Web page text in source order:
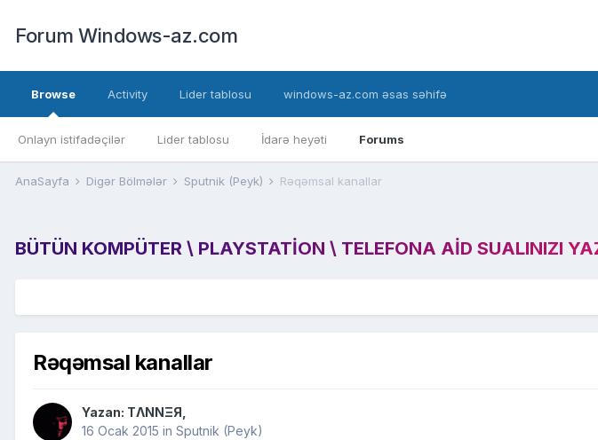
Forum Windows-az.com
Browse
Onlayn istifadəçilər Lider tablosu İdarə heyəti Forums
Activity Lider tablosu windows-az.com əsas səhifə
AnaSayfa Digər Bölmələr Sputnik (Peyk) Rəqəmsal kanallar
BÜTÜN KOMPÜTER \ PLAYSTATION \ TELEFONA AID SUALINIZI
Rəqəmsal kanallar
Yazan: TΛNNΞЯ
16 Ocak 2015 in Sputnik (Peyk)